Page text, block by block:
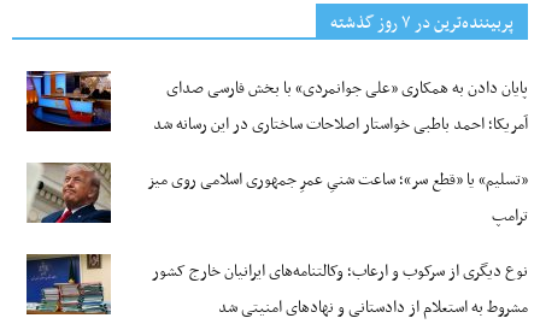
پربیننده‌ترین‌ در ۷ روز گذشته
پایان دادن به همکاری «علی جوانمردی» با بخش فارسی صدای
آمریکا؛ احمد باطبی خواستار اصلاحات ساختاری در این رسانه شد
«تسلیم» یا «قطع سر»؛ ساعت شنیِ عمرِ جمهوری اسلامی روی میز
ترامپ
نوع دیگری از سرکوب و ارعاب؛ وکالتنامه‌های ایرانیان خارج کشور
مشروط به استعلام از دادستانی و نهادهای امنیتی شد